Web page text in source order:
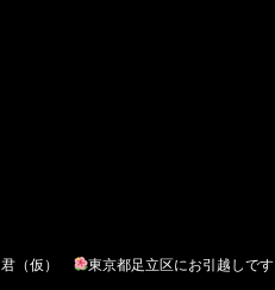
君（仮） 東京都足立区にお引越しです